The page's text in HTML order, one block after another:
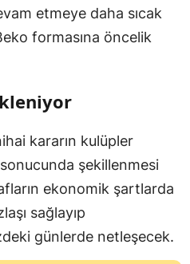
etmeye daha sıcak
formasına öncelik
kararın kulüpler
şekillenmesi
ekonomik şartlarda
sağlayıp
günlerde netleşecek.